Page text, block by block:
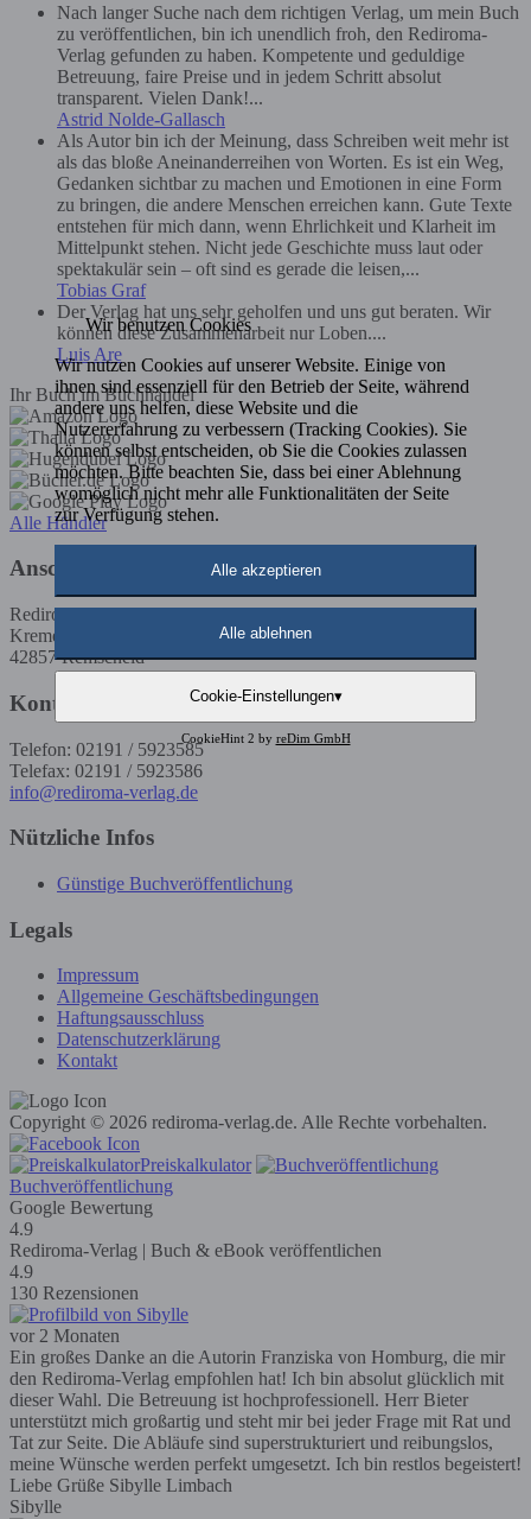
Nach langer Suche nach dem richtigen Verlag, um mein Buch
zu veröffentlichen, bin ich unendlich froh, den Rediroma-
Verlag gefunden zu haben. Kompetente und geduldige
Betreuung, faire Preise und in jedem Schritt absolut
transparent. Vielen Dank!...
Astrid Nolde-Gallasch
Als Autor bin ich der Meinung, dass Schreiben weit mehr ist
als das bloße Aneinanderreihen von Worten. Es ist ein Weg,
Gedanken sichtbar zu machen und Emotionen in eine Form
zu bringen, die andere Menschen erreichen kann. Gute Texte
entstehen für mich dann, wenn Ehrlichkeit und Klarheit im
Mittelpunkt stehen. Nicht jede Geschichte muss laut oder
spektakulär sein – oft sind es gerade die leisen,...
Tobias Graf
Der Verlag hat uns sehr geholfen und uns gut beraten. Wir
können diese Zusammenarbeit nur Loben....
Luis Are
Ihr Buch im Buchhandel
Alle Händler
Anschrift
Rediroma-Verlag
Kremenholler Str. 53
42857 Remscheid
Kontakt
Telefon: 02191 / 5923585
Telefax: 02191 / 5923586
info@rediroma-verlag.de
Nützliche Infos
Günstige Buchveröffentlichung
Legals
Impressum
Allgemeine Geschäftsbedingungen
Haftungsausschluss
Datenschutzerklärung
Kontakt
Copyright © 2026 rediroma-verlag.de. Alle Rechte vorbehalten.
Preiskalkulator
Buchveröffentlichung
Google Bewertung
4.9
Rediroma-Verlag | Buch & eBook veröffentlichen
4.9
130 Rezensionen
vor 2 Monaten
Ein großes Danke an die Autorin Franziska von Homburg, die mir
den Rediroma-Verlag empfohlen hat! Ich bin absolut glücklich mit
dieser Wahl. Die Betreuung ist hochprofessionell. Herr Bieter
unterstützt mich großartig und steht mir bei jeder Frage mit Rat und
Tat zur Seite. Die Abläufe sind superstrukturiert und reibungslos,
meine Wünsche werden perfekt umgesetzt. Ich bin restlos begeistert!
Liebe Grüße Sibylle Limbach
Sibylle
Wir benutzen Cookies
Wir nutzen Cookies auf unserer Website. Einige von
ihnen sind essenziell für den Betrieb der Seite, während
andere uns helfen, diese Website und die
Nutzererfahrung zu verbessern (Tracking Cookies). Sie
können selbst entscheiden, ob Sie die Cookies zulassen
möchten. Bitte beachten Sie, dass bei einer Ablehnung
womöglich nicht mehr alle Funktionalitäten der Seite
zur Verfügung stehen.
Alle akzeptieren
Alle ablehnen
Cookie-Einstellungen▾
CookieHint 2 by reDim GmbH